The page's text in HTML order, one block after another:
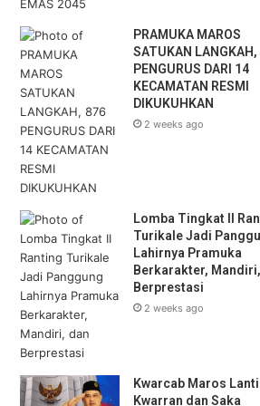
PRAMUKA MAROS
SATUKAN
PENGURUS DARI 14
KECAMATAN RESMI
DIKUKUHKAN
2 weeks ago
Lomba Tingkat II
Turikale Jadi
Lahirnya Pramuka
Berkarakter,
Berprestasi
2 weeks ago
Kwarcab Maros
Kwarran dan Saka